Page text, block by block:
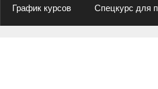
График курсов Спецкурс для